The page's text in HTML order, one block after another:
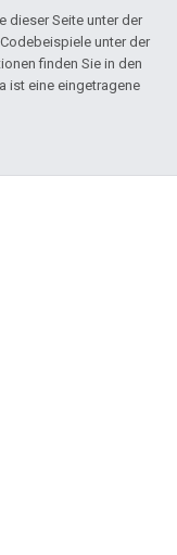
dieser Seite unter der
unter der
finden Sie in den
ist eine eingetragene